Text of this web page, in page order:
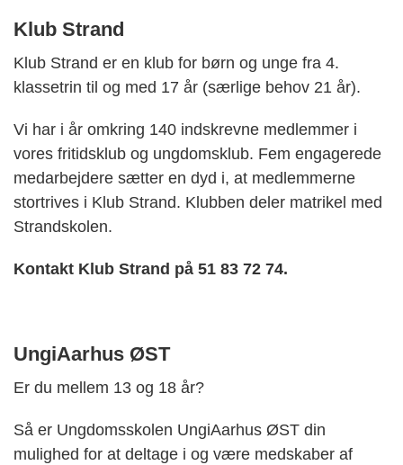
Klub Strand
Klub Strand er en klub for børn og unge fra 4.
klassetrin til og med 17 år (særlige behov 21 år).
Vi har i år omkring 140 indskrevne medlemmer i
vores fritidsklub og ungdomsklub. Fem engagerede
medarbejdere sætter en dyd i, at medlemmerne
stortrives i Klub Strand. Klubben deler matrikel med
Strandskolen.
Kontakt Klub Strand på 51 83 72 74.
UngiAarhus ØST
Er du mellem 13 og 18 år?
Så er Ungdomsskolen UngiAarhus ØST din
mulighed for at deltage i og være medskaber af